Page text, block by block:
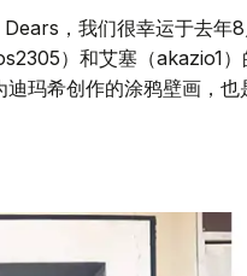
，我们很幸运于去年8
）和艾塞（akazio1）
玛希创作的涂鸦壁画，也